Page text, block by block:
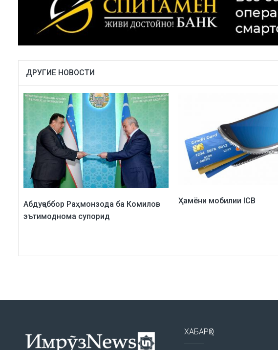
ДРУГИЕ НОВОСТИ
Абдуҷаббор Раҳмонзода ба Комилов
эътимоднома супорид
Ҳамёни мобилии ICB
ХАБАРҲО